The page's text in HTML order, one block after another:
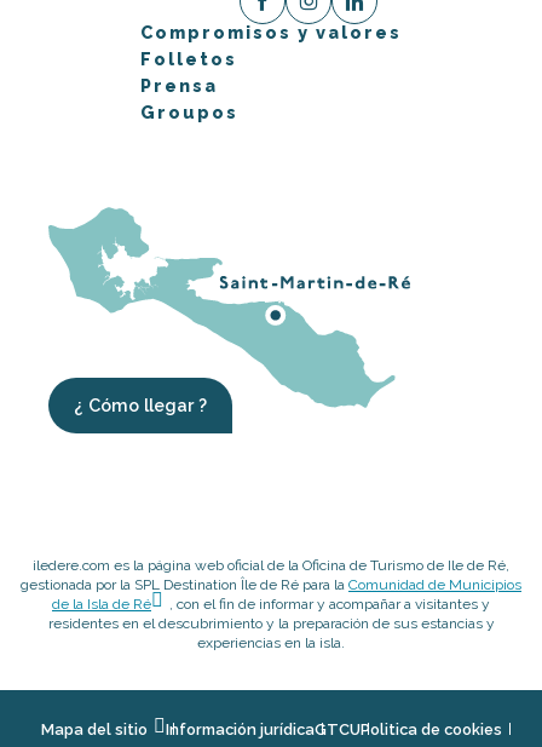
Compromisos y valores
Folletos
Prensa
Groupos
¿ Cómo llegar ?
iledere.com es la página web oficial de la Oficina de Turismo de Ile de Ré,
gestionada por la SPL Destination Île de Ré para la Comunidad de Municipios
de la Isla de Ré
, con el fin de informar y acompañar a visitantes y
residentes en el descubrimiento y la preparación de sus estancias y
experiencias en la isla.
Mapa del sitio Información jurídicaGTCUPolitica de cookies